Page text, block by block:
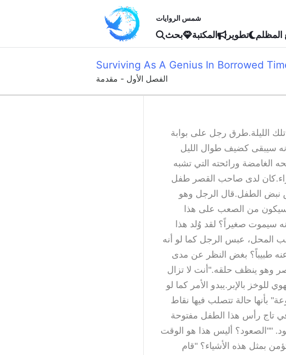
شمس الروايات
بحث المكتبة تطوير المظلم
Surviving As A Genius In Borrowed
الفصل الأول - مقدمة
الليلة.طرق رجل على بوابة
إنه سيبقى كضيف طوال الليل
الغامضة ورائحته التي تشبه
لدى صاحب القصر طفل
نبض الطفل.قال الرجل وهو
من الصعب على هذا
سيموت صغيراً؟ لقد وُلد هذا
المحل، عبس الرجل كما لو أنه
طبيباً؟ بغض النظر عن مدى
وهو ينظف حلقه."أنت لا تزال
للوخز بالإبر.يبدو الأمر كما لو
بأنها حالة تتصلب فيها نقاط
تاج رأس هذا الطفل مفتوحة
""الصعود؟ أليس هذا هو الوقت
بمثل هذه الأشياء؟ "قام